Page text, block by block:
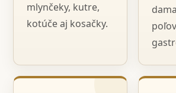
mlynčeky, kutre,
kotúče aj kosačky.